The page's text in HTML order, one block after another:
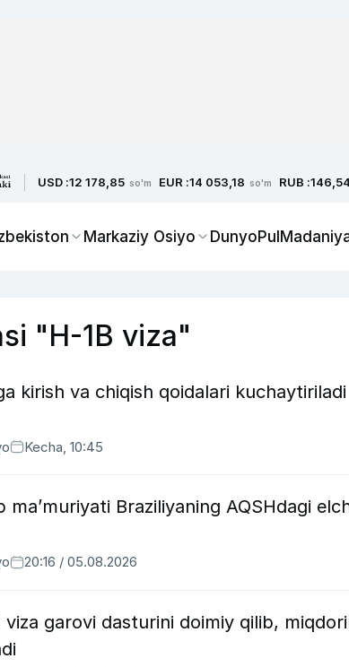
USD :12 178,85 so'm EUR :14 053,18 so'm RUB :146,54
Markaziy Osiyo DunyoPul
"H-1B viza"
kirish va chiqish qoidalari kuchaytiriladi
Kecha, 10:45
ma’muriyati Braziliyaning AQSHdagi
20:16 / 05.08.2026
viza garovi dasturini doimiy qilib,